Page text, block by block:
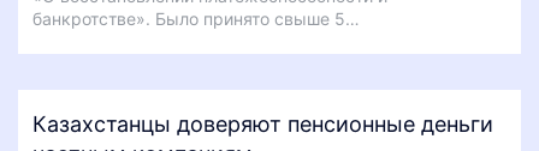
банкротстве». Было принято свыше 5…
Казахстанцы доверяют пенсионные деньги